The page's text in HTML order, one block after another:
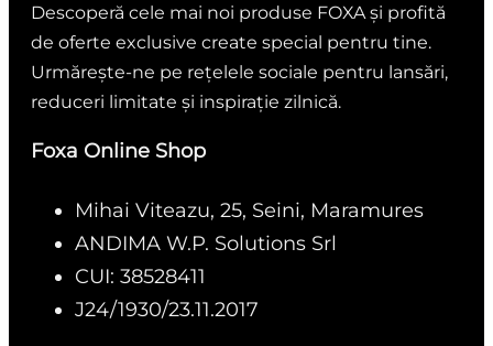
Descoperă cele mai noi produse FOXA și profită
de oferte exclusive create special pentru tine.
Urmărește-ne pe rețelele sociale pentru lansări,
reduceri limitate și inspirație zilnică.
Foxa Online Shop
Mihai Viteazu, 25, Seini, Maramures
ANDIMA W.P. Solutions Srl
CUI: 38528411
J24/1930/23.11.2017